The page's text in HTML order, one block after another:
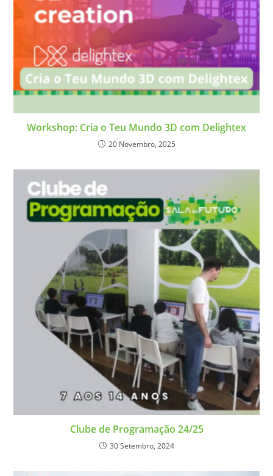
Workshop: Cria o Teu Mundo 3D com Delightex
20 Novembro, 2025
Clube de Programação 24/25
30 Setembro, 2024